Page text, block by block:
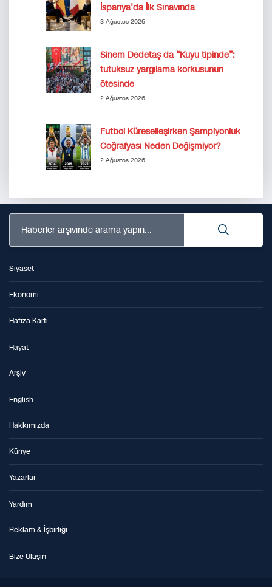
İspanya’da İlk Sınavında
3 Ağustos 2026
Sinem Dedetaş da “Kuyu tipinde”:
tutuksuz yargılama korkusunun
ötesinde
2 Ağustos 2026
Futbol Küreselleşirken Şampiyonluk
Coğrafyası Neden Değişmiyor?
2 Ağustos 2026
Haberler arşivinde arama yapın...
Siyaset
Ekonomi
Hafıza Kartı
Hayat
Arşiv
English
Hakkımızda
Künye
Yazarlar
Yardım
Reklam & İşbirliği
Bize Ulaşın